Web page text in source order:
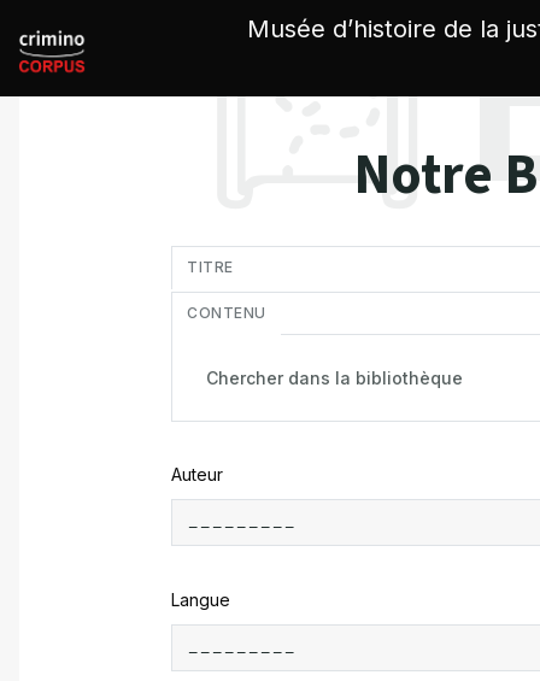
Musée d’histoire de la
Notre
TITRE
CONTENU
Auteur
Langue
Panneau de gestion des cookies